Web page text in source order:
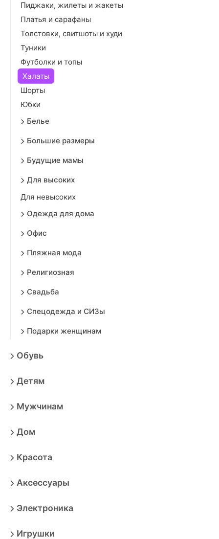
Пиджаки, жилеты и жакеты
Платья и сарафаны
Толстовки, свитшоты и худи
Туники
Футболки и топы
Халаты
Шорты
Юбки
Белье
Большие размеры
Будущие мамы
Для высоких
Для невысоких
Одежда для дома
Офис
Пляжная мода
Религиозная
Свадьба
Спецодежда и СИЗы
Подарки женщинам
Обувь
Детям
Мужчинам
Дом
Красота
Аксессуары
Электроника
Игрушки